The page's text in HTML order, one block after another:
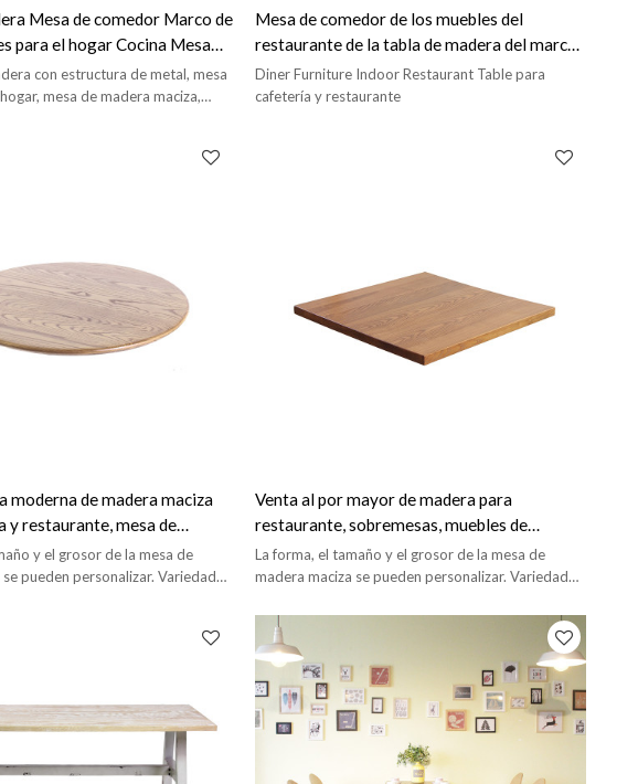
Mesa de comedor Marco de
para el hogar Cocina Mesa
de madera maciza
con estructura de metal, mesa
mesa de madera maciza,
Mesa de comedor de los muebles del
restaurante de la tabla de madera del marco
metálico para el uso interior
Diner Furniture Indoor Restaurant Table para
cafetería y restaurante
moderna de madera maciza
y restaurante, mesa de
de nogal
y el grosor de la mesa de
pueden personalizar. Variedad
Venta al por mayor de madera para
restaurante, sobremesas, muebles de
cafetería, sobremesa de madera maciza
La forma, el tamaño y el grosor de la mesa de
madera maciza se pueden personalizar. Variedad